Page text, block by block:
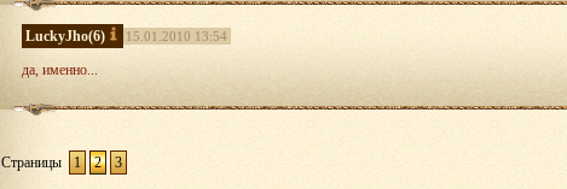
LuckyJho(6) 15.01.2010 13:54
да, именно...
Страницы 1 2 3